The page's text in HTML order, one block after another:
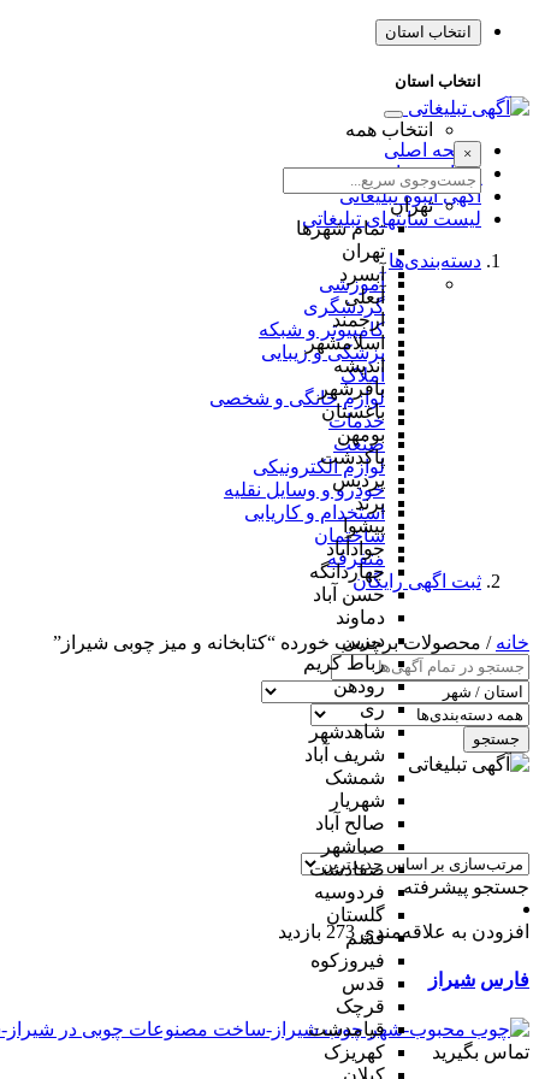
انتخاب استان
انتخاب استان
انتخاب همه
×
تهران
تمام شهر‌ها
تهران
آبسرد
آبعلی
ارجمند
اسلامشهر
اندیشه
باقرشهر
باغستان
بومهن
پاکدشت
پردیس
پرند
پیشوا
جوادآباد
چهاردانگه
حسن آباد
دماوند
دیزین
رباط کریم
رودهن
ری
شاهدشهر
شریف آباد
شمشک
شهریار
صالح آباد
صباشهر
صفادشت
فردوسیه
گلستان
فشم
فیروزکوه
قدس
قرچک
قیامدشت
کهریزک
صفحه اصلی
طراحی سایت
آگهی انبوه تبلیغاتی
لیست سایتهای تبلیغاتی
دسته‌بندی‌ها
آموزشی
گردشگری
کامپیوتر و شبکه
پزشکی و زیبایی
املاک
لوازم خانگی و شخصی
خدمات
صنعت
لوازم الکترونیکی
خودرو و وسایل نقلیه
استخدام و کاریابی
ساختمان
متفرقه
ثبت اگهی رایگان
خانه / محصولات برچسب خورده “کتابخانه و میز چوبی شیراز”
جستجو
جستجو پیشرفته
افزودن به علاقه‌مندی 273 بازدید
فارس شیراز
تماس بگیرید